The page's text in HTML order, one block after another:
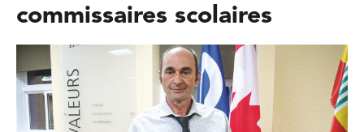
commissaires scolaires